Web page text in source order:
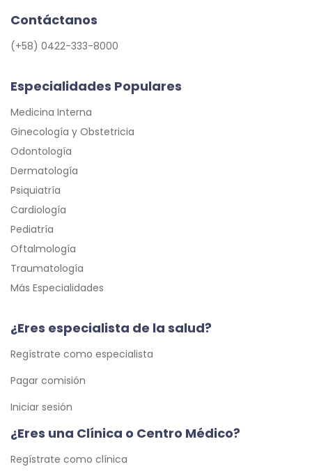
Contáctanos
(+58) 0422-333-8000
Especialidades Populares
Medicina Interna
Ginecología y Obstetricia
Odontología
Dermatología
Psiquiatría
Cardiología
Pediatría
Oftalmología
Traumatología
Más Especialidades
¿Eres especialista de la salud?
Regístrate como especialista
Pagar comisión
Iniciar sesión
¿Eres una Clínica o Centro Médico?
Regístrate como clínica